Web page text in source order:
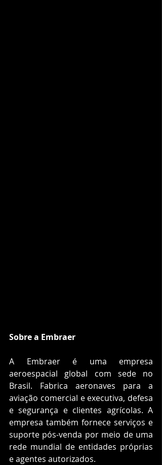
Sobre a Embraer
A Embraer é uma empresa
aeroespacial global com sede no
Brasil. Fabrica aeronaves para a
aviação comercial e executiva, defesa
e segurança e clientes agrícolas. A
empresa também fornece serviços e
suporte pós-venda por meio de uma
rede mundial de entidades próprias
e agentes autorizados.